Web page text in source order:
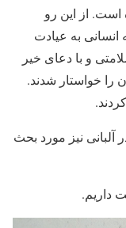
از این رو
به عیادت
و با دعای خیر
را خواستار شدند.
نیز مورد بحث
داریم.